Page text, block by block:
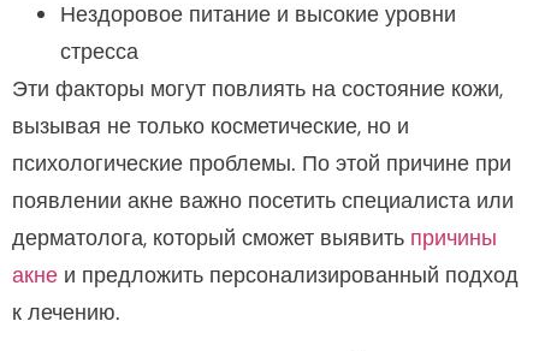
Нездоровое питание и высокие уровни
стресса
Эти факторы могут повлиять на состояние кожи,
вызывая не только косметические, но и
психологические проблемы. По этой причине при
появлении акне важно посетить специалиста или
дерматолога, который сможет выявить причины
акне и предложить персонализированный подход
к лечению.